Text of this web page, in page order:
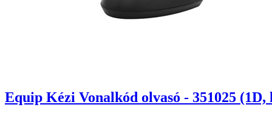
Equip Kézi Vonalkód olvasó - 351025